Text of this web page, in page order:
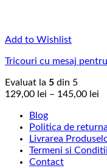
Add to Wishlist
Tricouri cu mesaj
Evaluat la 5 din 5
129,00 lei – 145,00 lei
la
Blog
Politica de
Livrarea
Termeni si Conditii
Contact